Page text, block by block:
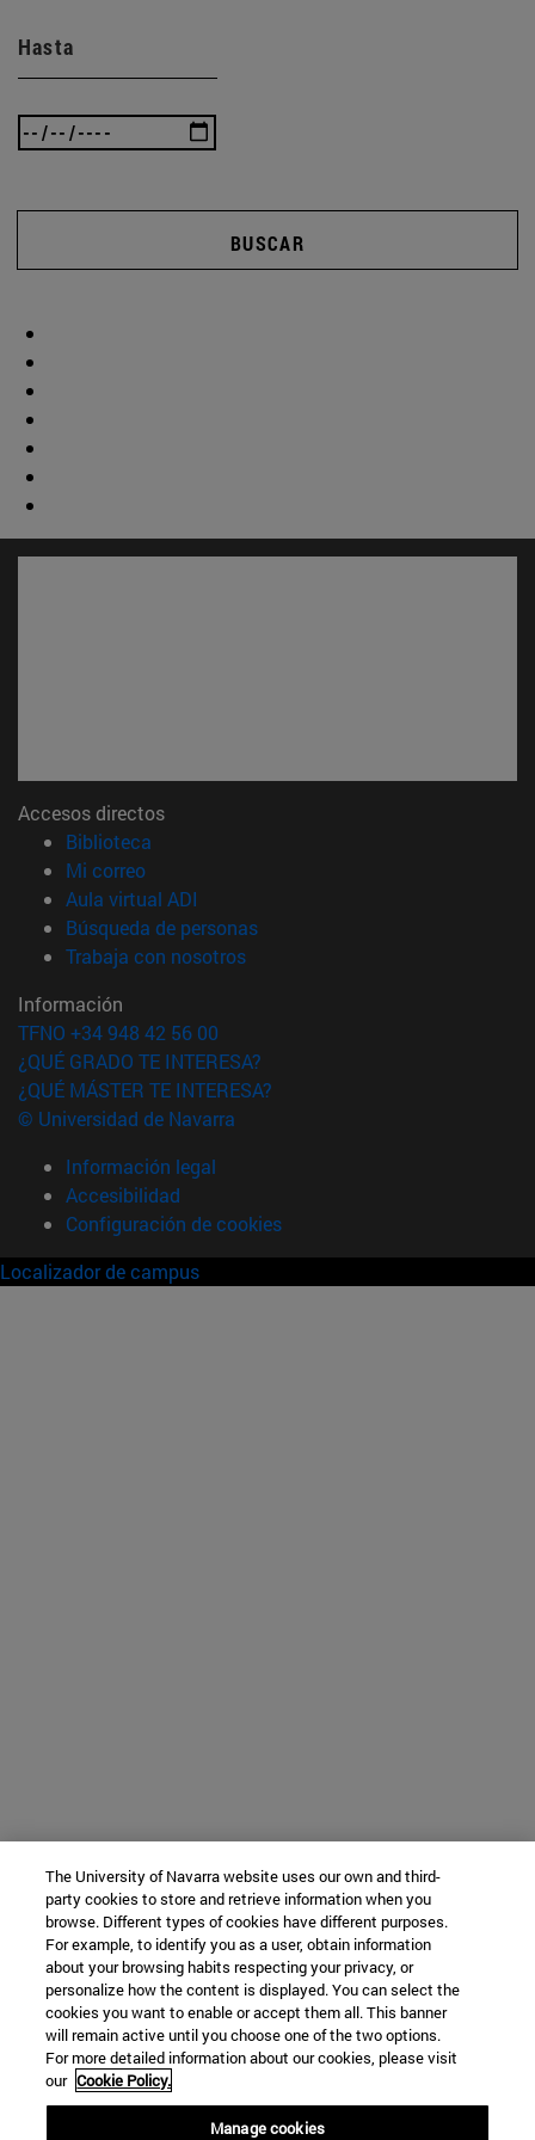
Hasta
BUSCAR
Accesos directos
Biblioteca
Mi correo(abre en nueva ventana)
Aula virtual ADI
Búsqueda de personas(abre en nueva ventana)
Trabaja con nosotros(abre en nueva ventana)
Información
TFNO +34 948 42 56 00
¿QUÉ GRADO TE INTERESA?
¿QUÉ MÁSTER TE INTERESA?
© Universidad de Navarra
Información legal
Accesibilidad
Configuración de cookies
Localizador de campus
The University of Navarra website uses our own and third-
party cookies to store and retrieve information when you
browse. Different types of cookies have different purposes.
For example, to identify you as a user, obtain information
about your browsing habits respecting your privacy, or
personalize how the content is displayed. You can select the
cookies you want to enable or accept them all. This banner
will remain active until you choose one of the two options.
For more detailed information about our cookies, please visit
our Cookie Policy.
Manage cookies